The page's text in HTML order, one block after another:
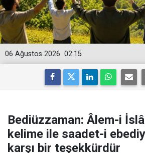
02:15
06 Ağustos 2026
Bediüzzaman: Âlem-i
kelime ile saadet-i
karşı bir teşekkürdür